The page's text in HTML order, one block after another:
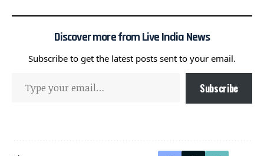
Discover more from Live India News
Subscribe to get the latest posts sent to your email.
Subscribe